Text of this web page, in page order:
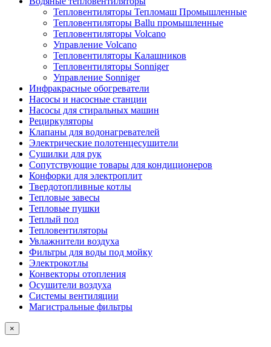
Тепловентиляторы Тепломаш Промышленные
Тепловентиляторы Ballu промышленные
Тепловентиляторы Volcano
Управление Volcano
Тепловентиляторы Калашников
Тепловентиляторы Sonniger
Управление Sonniger
Инфракрасные обогреватели
Насосы и насосные станции
Насосы для стиральных машин
Рециркуляторы
Клапаны для водонагревателей
Электрические полотенцесушители
Сушилки для рук
Сопутствующие товары для кондиционеров
Конфорки для электроплит
Твердотопливные котлы
Тепловые завесы
Тепловые пушки
Теплый пол
Тепловентиляторы
Увлажнители воздуха
Фильтры для воды под мойку
Электрокотлы
Конвекторы отопления
Осушители воздуха
Системы вентиляции
Магистральные фильтры
×